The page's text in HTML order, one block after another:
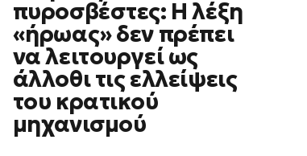
ΚΊΝΗΜΑ
ΔΗΜΟΚΡΑΤΊΑΣ
ΔΙΑΓΡΑΦΈΣ,
ΑΠΟΧΩΡΉΣΕΙΣ
ΠΑΡΆΓΟΝΤΑΣ
ΚΑΡΥΣΤΙΑΝΟΎ
πυροσβέστες: Η λέξη
«ήρωας» δεν πρέπει
να λειτουργεί ως
άλλοθι τις ελλείψεις
του κρατικού
μηχανισμού